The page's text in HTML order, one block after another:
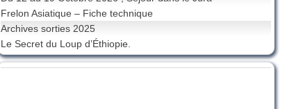
Frelon Asiatique – Fiche technique
Archives sorties 2025
Le Secret du Loup d’Éthiopie.